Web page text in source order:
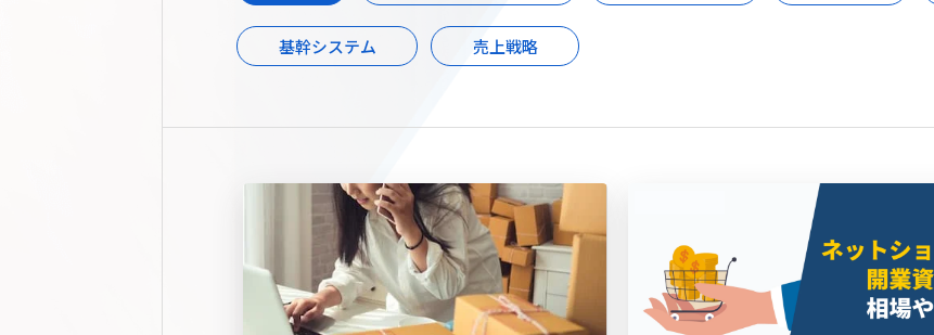
基幹システム 売上戦略